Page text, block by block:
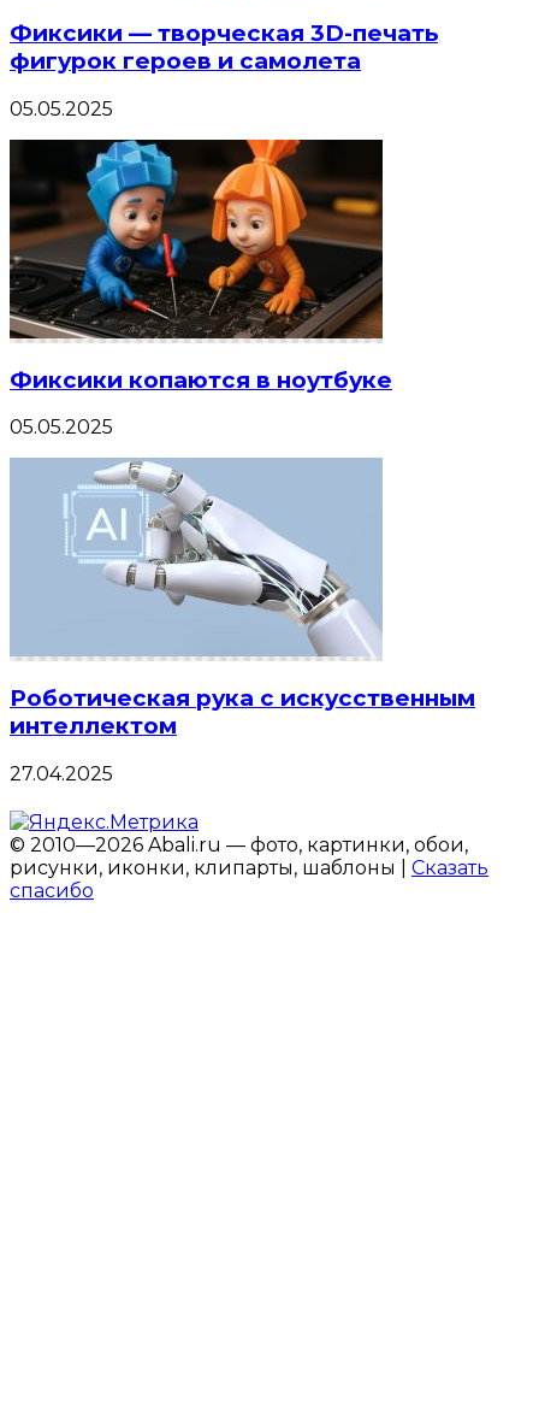
Фиксики — творческая 3D-печать
фигурок героев и самолета
05.05.2025
Фиксики копаются в ноутбуке
05.05.2025
Роботическая рука с искусственным
интеллектом
27.04.2025
© 2010—2026 Abali.ru — фото, картинки, обои,
рисунки, иконки, клипарты, шаблоны | Сказать
спасибо